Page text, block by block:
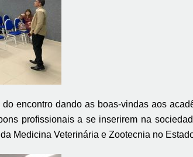
encontro dando as boas-vindas aos
profissionais a se inserirem na
Medicina Veterinária e Zootecnia no